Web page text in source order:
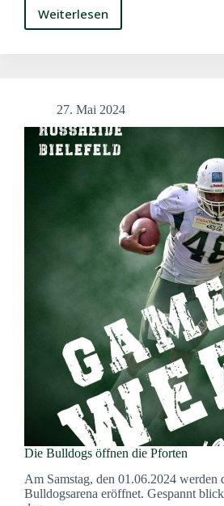
Weiterlesen
Wichtige
liegengelassen
27. Mai 2024
Die Bulldogs öffnen die Pforten
Am Samstag, den 01.06.2024 werden
Bulldogsarena eröffnet. Gespannt